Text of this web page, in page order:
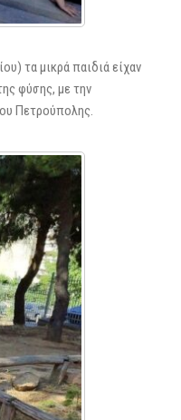
τα μικρά παιδιά είχαν
φύσης, με την
Πετρούπολης.